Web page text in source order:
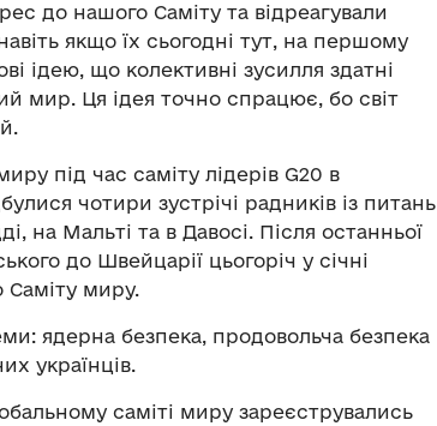
до нашого Саміту та відреагували
якщо їх сьогодні тут, на першому
ідею, що колективні зусилля здатні
мир. Ця ідея точно спрацює, бо світ
під час саміту лідерів G20 в
чотири зустрічі радників із питань
на Мальті та в Давосі. Після останньої
до Швейцарії цьогоріч у січні
Саміту миру.
ядерна безпека, продовольча безпека
українців.
саміті миру зареєструвались